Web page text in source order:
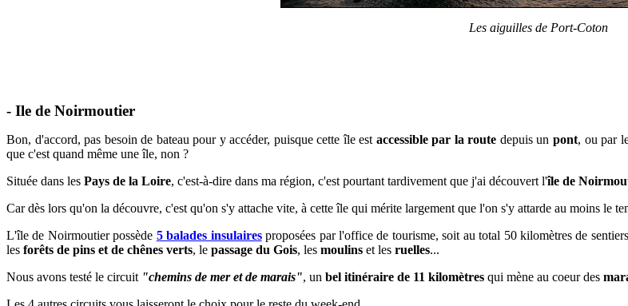
Les aiguilles de Port-Coton
- Ile de Noirmoutier
Bon, d'accord, pas besoin de bateau pour y accéder, puisque cette île est accessible par la route depuis unpont, ou par
que c'est quand même une île, non ?
Située dans les Pays de la Loire, c'est-à-dire dans ma région, c'est pourtant tardivement que j'ai découvert l'île de
Car dès lors qu'on la découvre, c'est qu'on s'y attache vite, à cette île qui mérite largement que l'on s'y attarde au moins le
L'île de Noirmoutier possède 5 balades insulairesproposées par l'office de tourisme, soit au total 50 kilomètres de
les forêts de pins et de chênes verts, le passage du Gois, les moulins et les ruelles...
Nous avons testé le circuit "chemins de mer et de marais", un bel itinéraire de 11 kilomètres qui mène au coeur des